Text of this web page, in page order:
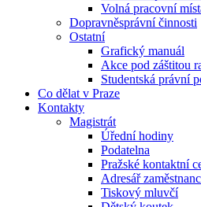
Volná pracovní
Dopravněsprávní činnosti
Ostatní
Grafický manuál
Akce pod záštitou
Studentská právní
Co dělat v Praze
Kontakty
Magistrát
Úřední hodiny
Podatelna
Pražské kontaktní
Adresář
Tiskový mluvčí